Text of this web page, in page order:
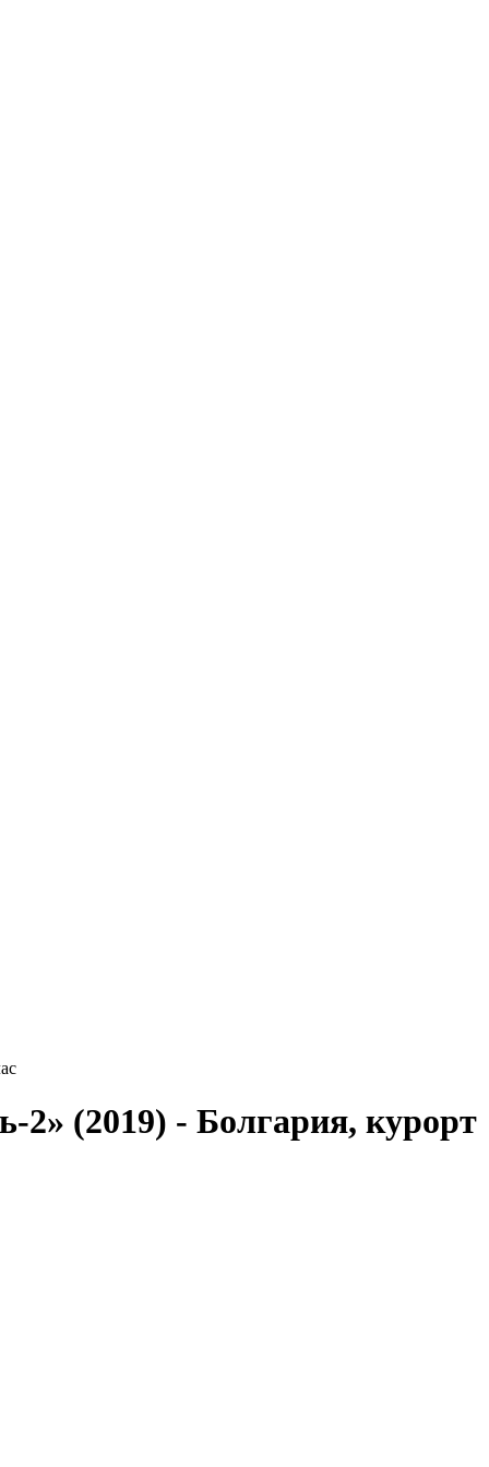
2» (2019) - Болгария, курорт